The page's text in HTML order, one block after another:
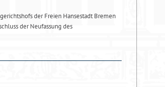
der Freien Hansestadt Bremen
der Neufassung des